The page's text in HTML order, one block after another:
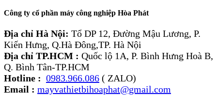
Công ty cổ phần máy công nghiệp Hòa Phát
Địa chỉ Hà Nội: Tổ DP 12, Đường Mậu Lương, P.
Kiến Hưng, Q.Hà Đông,TP. Hà Nội
Địa chỉ TP.HCM : Quốc lộ 1A, P. Bình Hưng Hoà B,
Q. Bình Tân-TP.HCM
Hotline : 0983.966.086 ( ZALO)
Email : mayvathietbihoaphat@gmail.com